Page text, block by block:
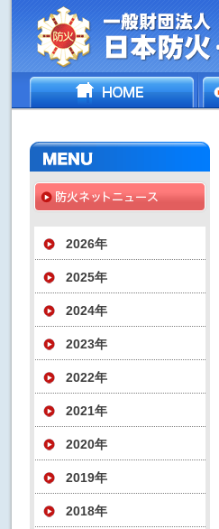
一般財団法人
HOME
2026年
2025年
2024年
2023年
2022年
2021年
2020年
2019年
2018年